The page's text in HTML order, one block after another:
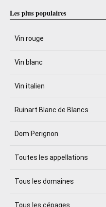
Les plus populaires
Vin rouge
Vin blanc
Vin italien
Ruinart Blanc de Blancs
Dom Perignon
Toutes les appellations
Tous les domaines
Tous les cépages